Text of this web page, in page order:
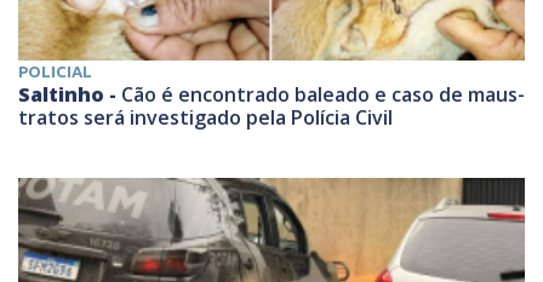
POLICIAL
Saltinho - Cão é encontrado baleado e caso de maus-
tratos será investigado pela Polícia Civil